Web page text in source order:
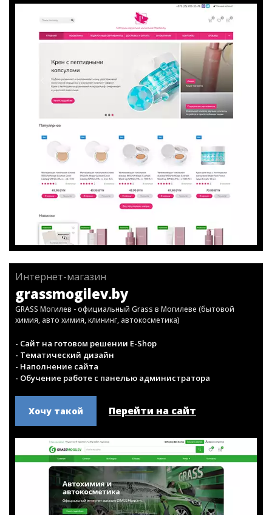
Перейти на сайт
Интернет-магазин
grassmogilev.by
GRASS Могилев - официальный Grass в Могилеве (бытовой
химия, авто химия, клининг, автокосметика)
- Сайт на готовом решении E-Shop
- Тематический дизайн
- Наполнение сайта
- Обучение работе с панелью администратора
Хочу такой Перейти на сайт